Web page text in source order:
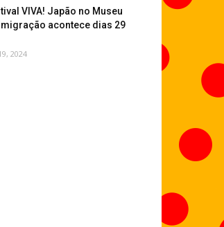
VIVA! Japão no Museu
acontece dias 29
2024